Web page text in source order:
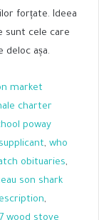
forțate. Ideea
sunt cele care
deloc așa.
market
charter
poway
, who
obituaries,
son shark
,